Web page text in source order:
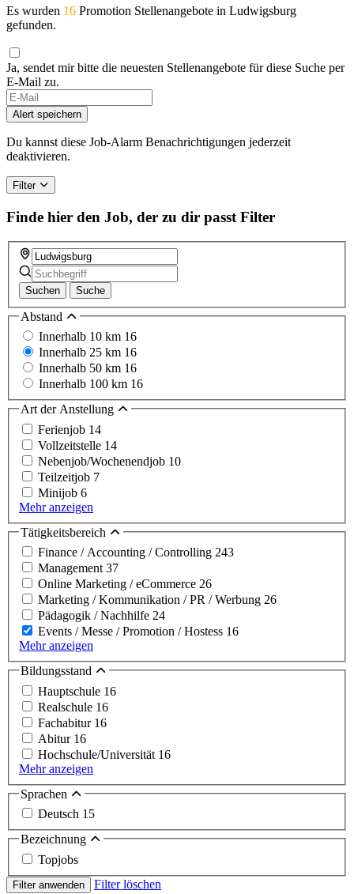
Es wurden 16 Promotion Stellenangebote in Ludwigsburg
gefunden.
Ja, sendet mir bitte die neuesten Stellenangebote für diese Suche per
E-Mail zu.
If
you
are
a
human,
this
field
Alert speichern
Du kannst diese Job-Alarm Benachrichtigungen jederzeit
deaktivieren.
Filter
Finde hier den Job, der zu dir passt Filter
Suchen Suche
Abstand
Innerhalb 10 km 16
Innerhalb 25 km 16
Innerhalb 50 km 16
Innerhalb 100 km 16
Art der Anstellung
Ferienjob 14
Vollzeitstelle 14
Nebenjob/Wochenendjob 10
Teilzeitjob 7
Minijob 6
Mehr anzeigen
Tätigkeitsbereich
Finance / Accounting / Controlling 243
Management 37
Online Marketing / eCommerce 26
Marketing / Kommunikation / PR / Werbung 26
Pädagogik / Nachhilfe 24
Events / Messe / Promotion / Hostess 16
Mehr anzeigen
Bildungsstand
Hauptschule 16
Realschule 16
Fachabitur 16
Abitur 16
Hochschule/Universität 16
Mehr anzeigen
Sprachen
Deutsch 15
Bezeichnung
Topjobs
Filter anwenden
Filter löschen